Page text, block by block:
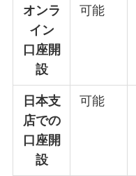
オンラ
イン
口座開
設
可能
日本支
店での
口座開
設
可能